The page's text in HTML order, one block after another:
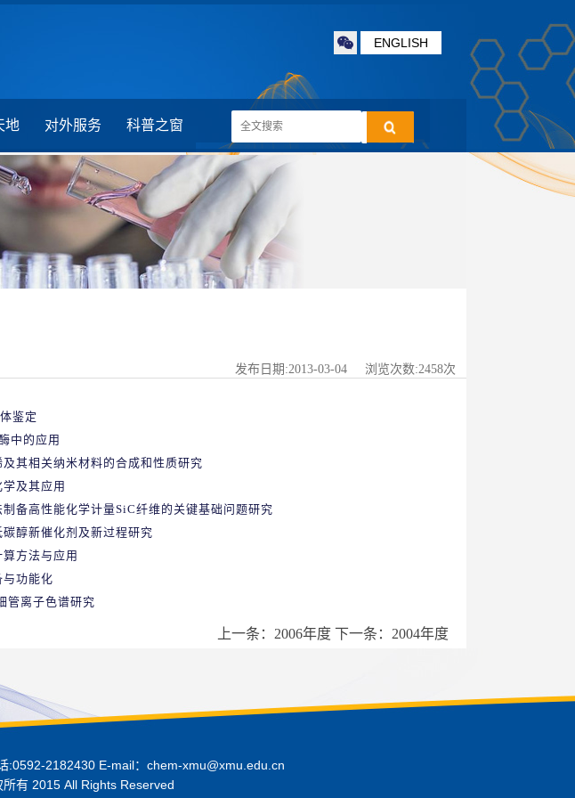
ENGLISH
地 对外服务 科普之窗
发布日期:2013-03-04 浏览次数:2458次
鉴定
中的应用
其相关纳米材料的合成和性质研究
及其应用
备高性能化学计量SiC纤维的关键基础问题研究
醇新催化剂及新过程研究
方法与应用
与功能化
管离子色谱研究
上一条： 2006年度 下一条： 2004年度
:0592-2182430 E-mail：chem-xmu@xmu.edu.cn
有 2015 All Rights Reserved